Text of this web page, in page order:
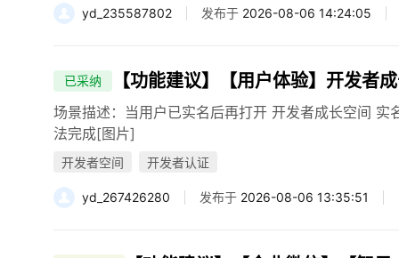
yd_235587802 发布于 2026-08-06 14:24:05
已采纳 【功能建议】【用户体验】开发者
场景描述：当用户已实名后再打开 开发者成长空间
法完成[图片]
开发者空间 开发者认证
yd_267426280 发布于 2026-08-06 13:35:51